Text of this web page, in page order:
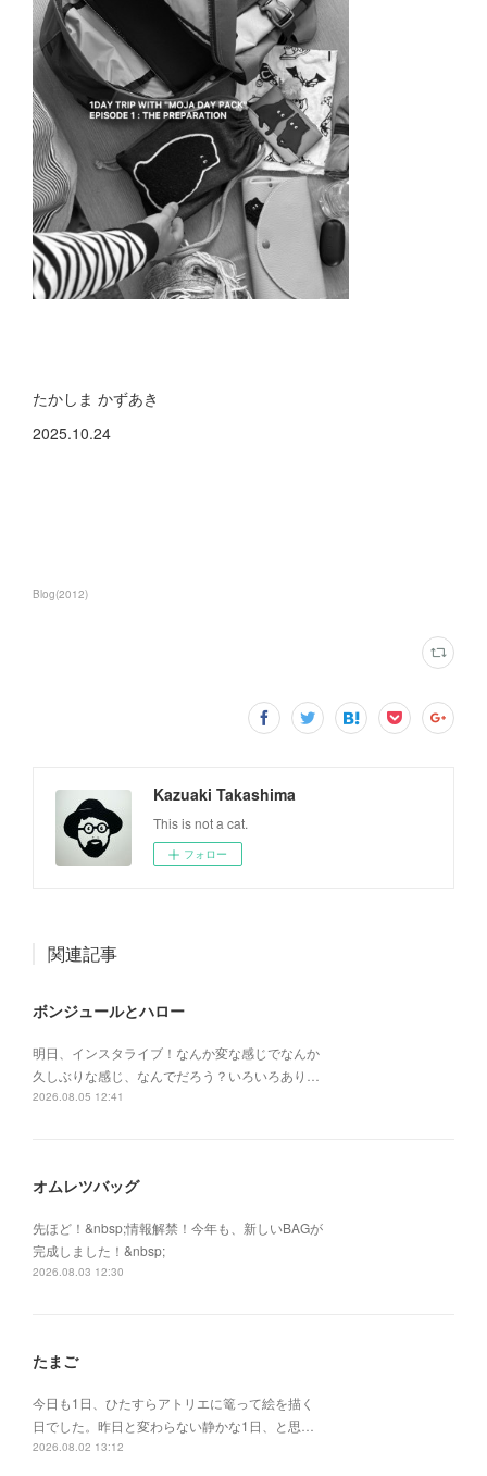
たかしま かずあき
2025.10.24
Blog(2012)
Kazuaki Takashima
This is not a cat.
フォロー
関連記事
ボンジュールとハロー
明日、インスタライブ！なんか変な感じでなんか
久しぶりな感じ、なんでだろう？いろいろあり…
2026.08.05 12:41
オムレツバッグ
先ほど！&nbsp;情報解禁！今年も、新しいBAGが
完成しました！&nbsp;
2026.08.03 12:30
たまご
今日も1日、ひたすらアトリエに篭って絵を描く
日でした。昨日と変わらない静かな1日、と思…
2026.08.02 13:12